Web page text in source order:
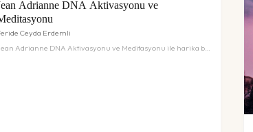
Adrianne DNA Aktivasyonu ve
Ceyda Erdemli
Jean Adrianne DNA Aktivasyonu ve Meditasyonu ile harika bir